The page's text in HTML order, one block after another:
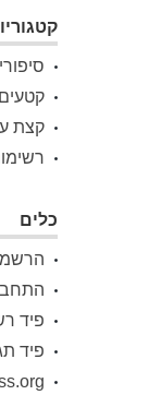
קצת
כלים
פיד
פיד